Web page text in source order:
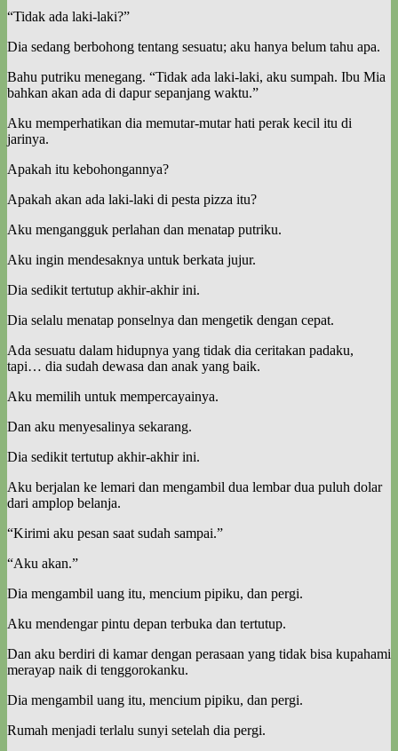
“Tidak ada laki-laki?”
Dia sedang berbohong tentang sesuatu; aku hanya belum tahu apa.
Bahu putriku menegang. “Tidak ada laki-laki, aku sumpah. Ibu Mia
bahkan akan ada di dapur sepanjang waktu.”
Aku memperhatikan dia memutar-mutar hati perak kecil itu di
jarinya.
Apakah itu kebohongannya?
Apakah akan ada laki-laki di pesta pizza itu?
Aku mengangguk perlahan dan menatap putriku.
Aku ingin mendesaknya untuk berkata jujur.
Dia sedikit tertutup akhir-akhir ini.
Dia selalu menatap ponselnya dan mengetik dengan cepat.
Ada sesuatu dalam hidupnya yang tidak dia ceritakan padaku,
tapi… dia sudah dewasa dan anak yang baik.
Aku memilih untuk mempercayainya.
Dan aku menyesalinya sekarang.
Dia sedikit tertutup akhir-akhir ini.
Aku berjalan ke lemari dan mengambil dua lembar dua puluh dolar
dari amplop belanja.
“Kirimi aku pesan saat sudah sampai.”
“Aku akan.”
Dia mengambil uang itu, mencium pipiku, dan pergi.
Aku mendengar pintu depan terbuka dan tertutup.
Dan aku berdiri di kamar dengan perasaan yang tidak bisa kupahami
merayap naik di tenggorokanku.
Dia mengambil uang itu, mencium pipiku, dan pergi.
Rumah menjadi terlalu sunyi setelah dia pergi.